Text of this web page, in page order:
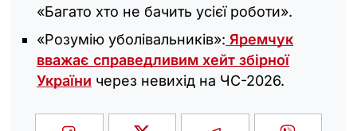
«Багато хто не бачить усієї роботи».
«Розумію уболівальників»: Яремчук
вважає справедливим хейт збірної
України через невихід на ЧС-2026.